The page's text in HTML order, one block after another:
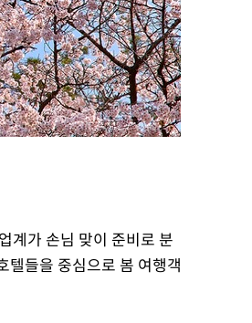
계가 손님 맞이 준비로 분
텔들을 중심으로 봄 여행객